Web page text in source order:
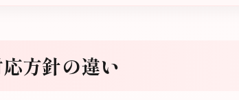
方針の違い